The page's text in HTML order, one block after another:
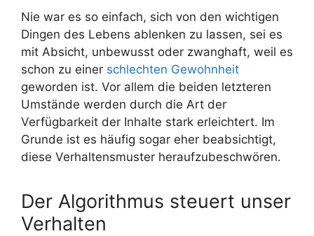
Nie war es so einfach, sich von den wichtigen
Dingen des Lebens ablenken zu lassen, sei es
mit Absicht, unbewusst oder zwanghaft, weil es
schon zu einer schlechten Gewohnheit
geworden ist. Vor allem die beiden letzteren
Umstände werden durch die Art der
Verfügbarkeit der Inhalte stark erleichtert. Im
Grunde ist es häufig sogar eher beabsichtigt,
diese Verhaltensmuster heraufzubeschwören.
Der Algorithmus steuert unser
Verhalten